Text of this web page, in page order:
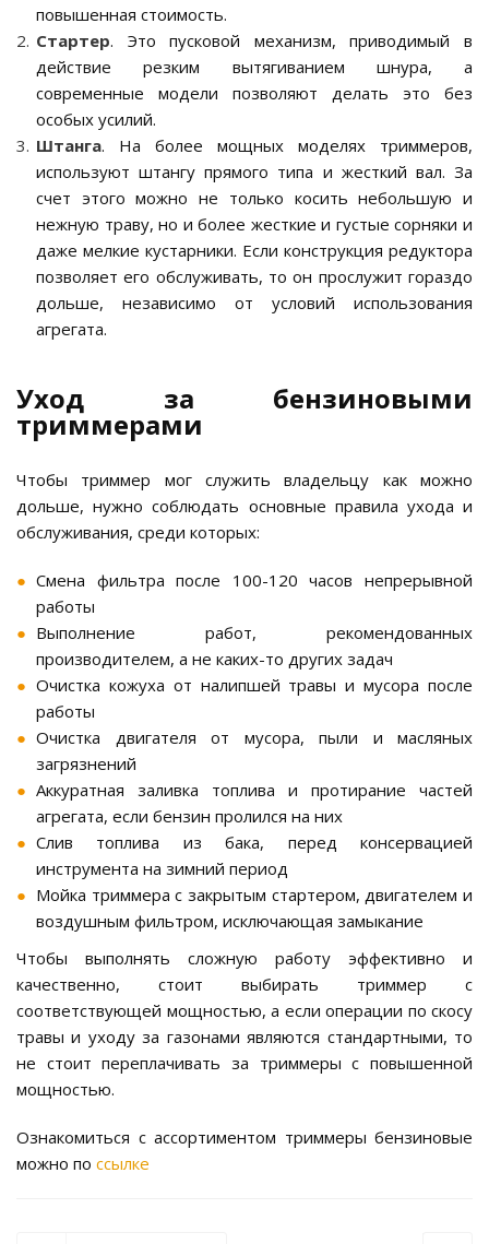
повышенная стоимость.
Стартер. Это пусковой механизм, приводимый в
действие резким вытягиванием шнура, а
современные модели позволяют делать это без
особых усилий.
Штанга. На более мощных моделях триммеров,
используют штангу прямого типа и жесткий вал. За
счет этого можно не только косить небольшую и
нежную траву, но и более жесткие и густые сорняки и
даже мелкие кустарники. Если конструкция редуктора
позволяет его обслуживать, то он прослужит гораздо
дольше, независимо от условий использования
агрегата.
Уход за бензиновыми
триммерами
Чтобы триммер мог служить владельцу как можно
дольше, нужно соблюдать основные правила ухода и
обслуживания, среди которых:
Смена фильтра после 100-120 часов непрерывной
работы
Выполнение работ, рекомендованных
производителем, а не каких-то других задач
Очистка кожуха от налипшей травы и мусора после
работы
Очистка двигателя от мусора, пыли и масляных
загрязнений
Аккуратная заливка топлива и протирание частей
агрегата, если бензин пролился на них
Слив топлива из бака, перед консервацией
инструмента на зимний период
Мойка триммера с закрытым стартером, двигателем и
воздушным фильтром, исключающая замыкание
Чтобы выполнять сложную работу эффективно и
качественно, стоит выбирать триммер с
соответствующей мощностью, а если операции по скосу
травы и уходу за газонами являются стандартными, то
не стоит переплачивать за триммеры с повышенной
мощностью.
Ознакомиться с ассортиментом триммеры бензиновые
можно по ссылке